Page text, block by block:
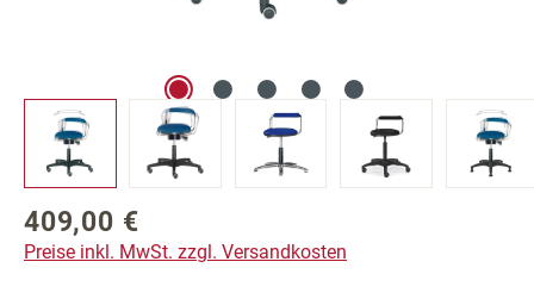
Regulärer Preis:
409,00 €
Preise inkl. MwSt. zzgl. Versandkosten